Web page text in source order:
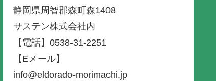
静岡県周智郡森町森1408
サステン株式会社内
【電話】0538-31-2251
【Eメール】
info@eldorado-morimachi.jp